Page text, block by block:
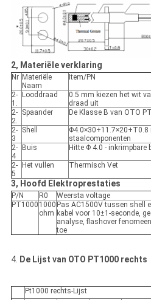
2, Materiële verklaring
Nr Materiële
Naam
Item/PN
2-
1.
Looddraad
0.5 mm kiezen het wit
draad uit
2-
2.
Spaander De Klasse B van OTO
2-
3
Shell
Φ4.0×30+11.7×20+T0.8
staalcomponenten
2-
4
Buis Hitte Φ 4.0 - inkrimpbare
2-
5
Het vullen Thermisch Vet
3, Hoofd Elektroprestaties
P/N R0 Weersta voltage
PT1000 1000
ohm
Pas AC1500V tussen shell
kabel voor 10±1-seconde,
analyse, flashover fenomeen
toe
4. De Lijst van OTO PT1000 rechts
Pt1000 rechts-Lijst